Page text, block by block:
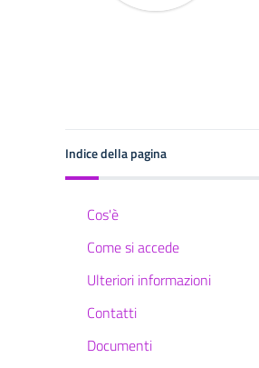
Indice della pagina
Cos'è
Come si accede
Ulteriori informazioni
Contatti
Documenti